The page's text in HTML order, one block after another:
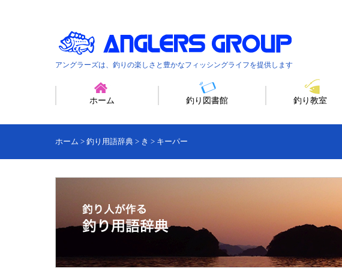
アングラーズは、釣りの楽しさと豊かなフィッシングライフを提供します
ホーム 釣り図書館 釣り教室
ホーム > 釣り用語辞典 > き > キーパー